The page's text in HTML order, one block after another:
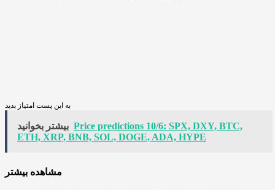
به این پست امتیاز بدید
بیشتر بخوانید Price predictions 10/6: SPX, DXY, BTC,
ETH, XRP, BNB, SOL, DOGE, ADA, HYPE
مشاهده بیشتر